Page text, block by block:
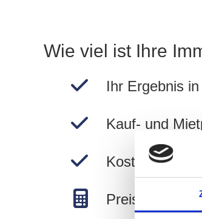
Wie viel ist Ihre
Ihr Ergebnis
Kauf- und
Kostenlos und
Preise in